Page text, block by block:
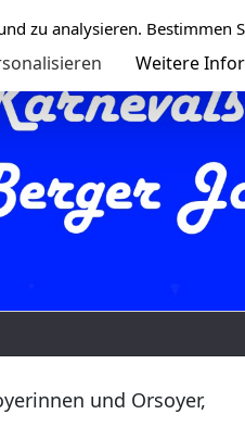
und Orsoyer,
zu analysieren. Bestimmen
Weitere